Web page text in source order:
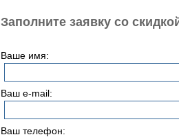
Заполните заявку со
Ваше имя:
Ваш e-mail:
Ваш телефон: